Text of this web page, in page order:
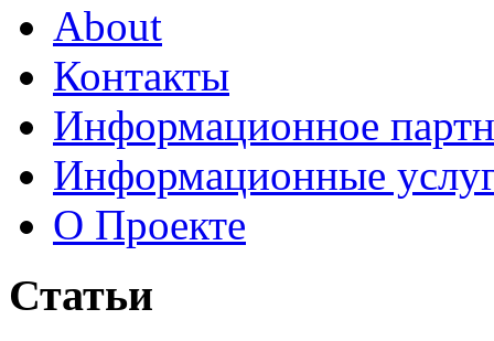
About
Контакты
Информационное
Информационные
О Проекте
Статьи